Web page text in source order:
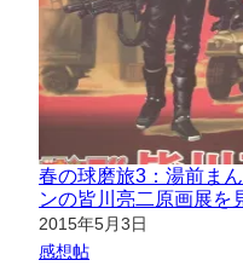
春の球磨旅3：湯前ま
ンの皆川亮二原画展を
日付
2015年5月3日
関連理由
感想帖